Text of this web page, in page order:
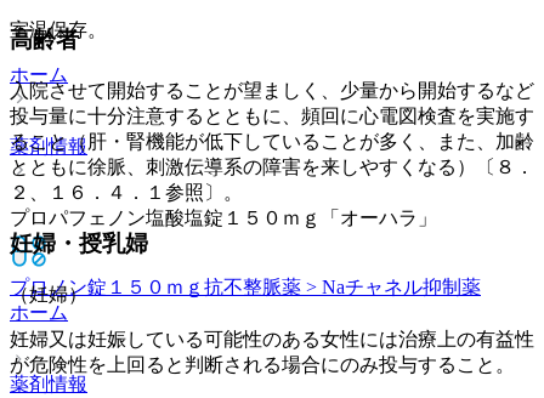
室温保存。
ホーム
薬剤情報
プロパフェノン塩酸塩錠１５０ｍｇ「オーハラ」
プロノン錠１５０ｍｇ 抗不整脈薬 > Naチャネル抑制薬
ホーム
薬剤情報
高齢者
入院させて開始することが望ましく、少量から開始するなど
投与量に十分注意するとともに、頻回に心電図検査を実施す
ること（肝・腎機能が低下していることが多く、また、加齢
とともに徐脈、刺激伝導系の障害を来しやすくなる）〔８．
２、１６．４．１参照〕。
妊婦・授乳婦
（妊婦）
妊婦又は妊娠している可能性のある女性には治療上の有益性
が危険性を上回ると判断される場合にのみ投与すること。